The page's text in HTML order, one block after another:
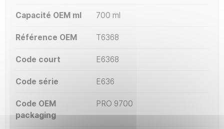
Capacité OEM ml 700 ml
Référence OEM T6368
Code court E6368
Code série E636
Code OEM
packaging
PRO 9700